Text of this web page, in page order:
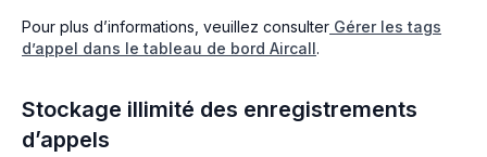
Pour plus d’informations, veuillez consulter Gérer les tags
d’appel dans le tableau de bord Aircall.
Stockage illimité des enregistrements
d’appels